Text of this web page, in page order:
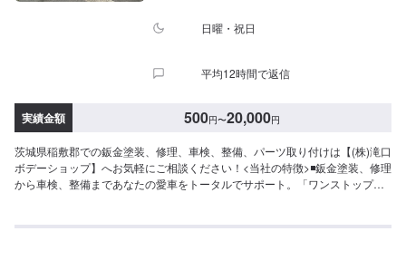
日曜・祝日
平均12時間で返信
実績金額 500円〜20,000円
茨城県稲敷郡での鈑金塗装、修理、車検、整備、パーツ取り付けは【(株)滝口
ボデーショップ】へお気軽にご相談ください！<当社の特徴>◾鈑金塗装、修理
から車検、整備まであなたの愛車をトータルでサポート。「ワンストップ」
んでもお問い合わせください。◾プロの熟練の技が納得の仕上がりをお約束。